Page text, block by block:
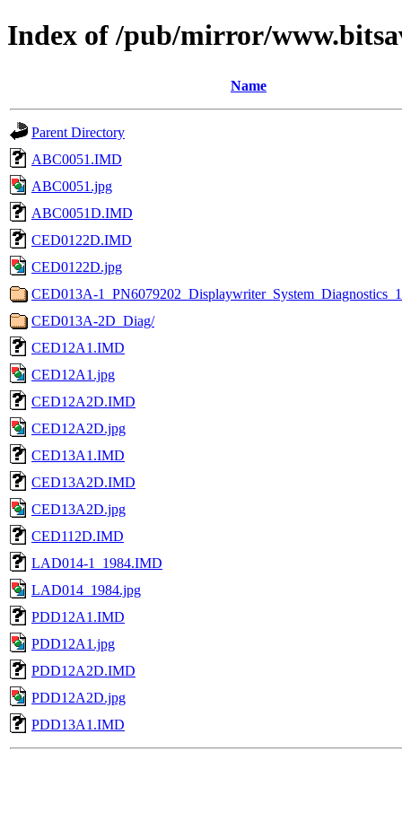
Index of /pub/mirror/
Name
Parent Directory
ABC0051.IMD
ABC0051.jpg
ABC0051D.IMD
CED0122D.IMD
CED0122D.jpg
CED013A-
CED013A-2D_Diag/
CED12A1.IMD
CED12A1.jpg
CED12A2D.IMD
CED12A2D.jpg
CED13A1.IMD
CED13A2D.IMD
CED13A2D.jpg
CED112D.IMD
LAD014-1_1984.IMD
LAD014_1984.jpg
PDD12A1.IMD
PDD12A1.jpg
PDD12A2D.IMD
PDD12A2D.jpg
PDD13A1.IMD